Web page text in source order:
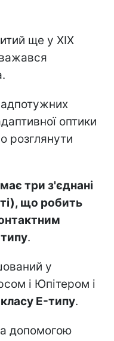
ще у XIX
оптики
розглянути
три з'єднані
що робить
.
у
і Юпітером і
E-типу.
допомогою